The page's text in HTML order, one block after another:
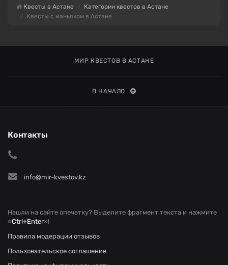
Квесты в Астане
Категории квестов в Астане
Квесты с маньяком в Астане
МИР КВЕСТОВ В АСТАНЕ
В НАЧАЛО
Контакты
info@mir-kvestov.kz
Нашли на сайте опечатку? Выделите фрагмент текста и нажмите
«Ctrl+Enter»!
Правила модерации отзывов
Пользовательское соглашение